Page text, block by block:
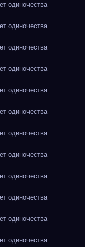
одиночества
одиночества
одиночества
одиночества
одиночества
одиночества
одиночества
одиночества
одиночества
одиночества
одиночества
одиночества